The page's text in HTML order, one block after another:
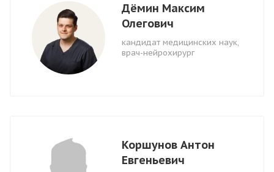
Дёмин Максим
Олегович
кандидат медицинских наук,
врач-нейрохирург
Коршунов Антон
Евгеньевич